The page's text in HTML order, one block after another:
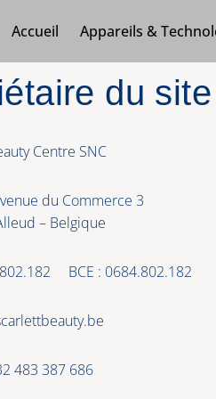
Accueil Appareils &
du
Centre SNC
du Commerce 3
– Belgique
BCE : 0684.802.182
483 387 686